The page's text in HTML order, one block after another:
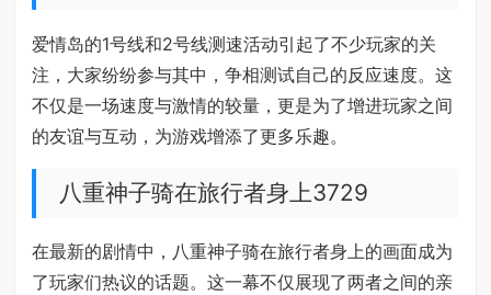
爱情岛的1号线和2号线测速活动引起了不少玩家的关
注，大家纷纷参与其中，争相测试自己的反应速度。这
不仅是一场速度与激情的较量，更是为了增进玩家之间
的友谊与互动，为游戏增添了更多乐趣。
八重神子骑在旅行者身上3729
在最新的剧情中，八重神子骑在旅行者身上的画面成为
了玩家们热议的话题。这一幕不仅展现了两者之间的亲